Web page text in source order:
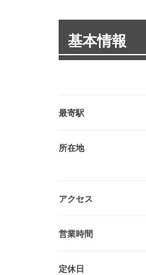
基本情報
最寄駅
所在地
アクセス
営業時間
定休日